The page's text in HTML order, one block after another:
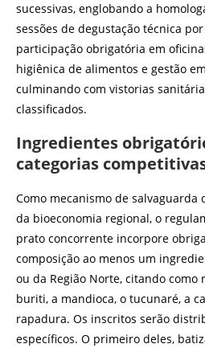
sucessivas, englobando a
sessões de degustação técnica
participação obrigatória em
higiênica de alimentos e gestão
culminando com vistorias
classificados.
Ingredientes
categorias
Como mecanismo de
da bioeconomia regional, o
prato concorrente incorpore
composição ao menos um
ou da Região Norte, citando como
buriti, a mandioca, o tucunaré, a
rapadura. Os inscritos serão
específicos. O primeiro deles,